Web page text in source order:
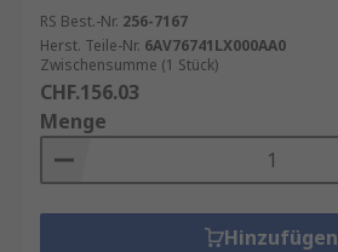
RS Best.-Nr. 256-7167
Herst. Teile-Nr. 6AV76741LX000AA0
Zwischensumme (1 Stück)
CHF.156.03
Menge
Hinzufügen